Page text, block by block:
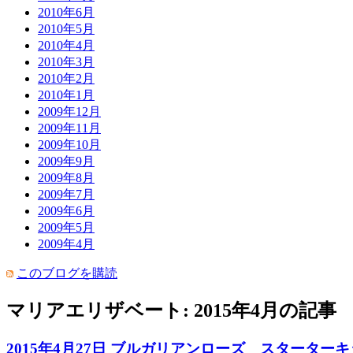
2010年6月
2010年5月
2010年4月
2010年3月
2010年2月
2010年1月
2009年12月
2009年11月
2009年10月
2009年9月
2009年8月
2009年7月
2009年6月
2009年5月
2009年4月
このブログを購読
マリアエリザベート: 2015年4月の記事
2015年4月27日 ブルガリアンローズ スターターキ